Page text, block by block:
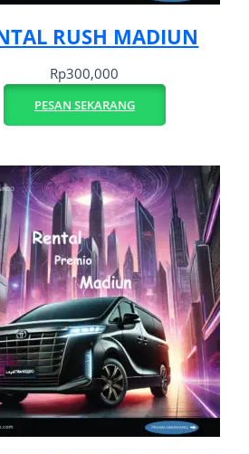
RUSH MADIUN
Rp300,000
PESAN SEKARANG